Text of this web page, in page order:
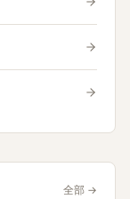
全部 →